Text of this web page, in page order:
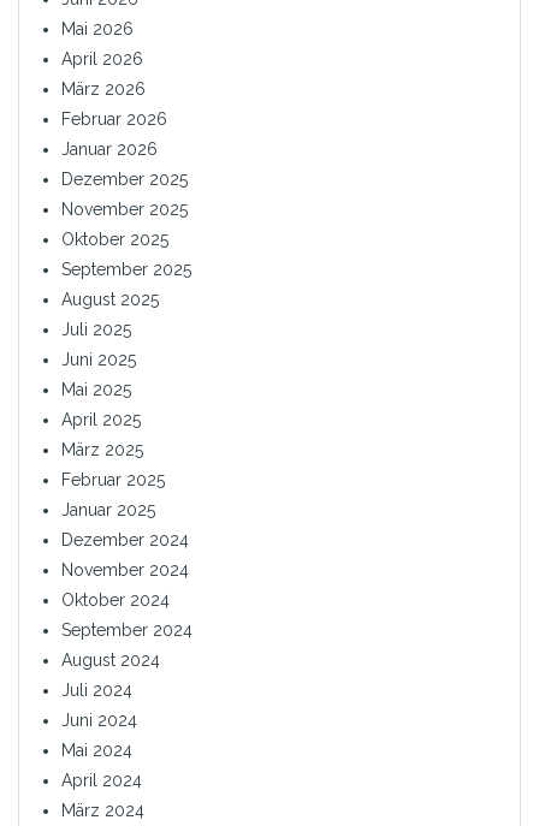
Mai 2026
April 2026
März 2026
Februar 2026
Januar 2026
Dezember 2025
November 2025
Oktober 2025
September 2025
August 2025
Juli 2025
Juni 2025
Mai 2025
April 2025
März 2025
Februar 2025
Januar 2025
Dezember 2024
November 2024
Oktober 2024
September 2024
August 2024
Juli 2024
Juni 2024
Mai 2024
April 2024
März 2024